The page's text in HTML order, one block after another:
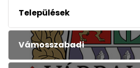
Települések
Vámosszabadi